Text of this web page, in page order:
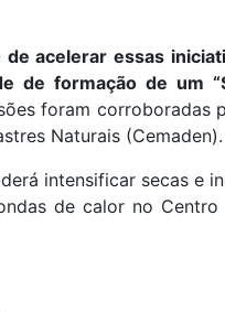
acelerar essas
de formação de um
foram corroboradas
Naturais (Cemaden).
intensificar secas e
de calor no